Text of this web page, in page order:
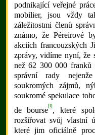
podnikající veřejné
mobilier, jsou vždy
záležitostmi členů
známo, že Péreirové
akciích francouzských
zprávy, vidíme nyní, že
než 62 300 000 franků
správní rady
soukromých zájmů,
soukromé spekulace
de bourse
[f]
, které
rozšiřovat svůj vlastní
které jim oficiálně